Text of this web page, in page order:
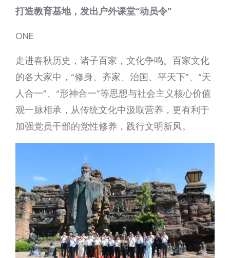
打造教育基地， 发出户外课堂“动员令”
ONE
走进春秋历史，诸子百家，文化争鸣。百家文化
的各大家中，“修身、齐家、治国、平天下”、“天
人合一”、“形神合一”等思想与社会主义核心价值
观一脉相承，从传统文化中汲取营养，更有利于
加强党员干部的党性修养，践行文明新风。